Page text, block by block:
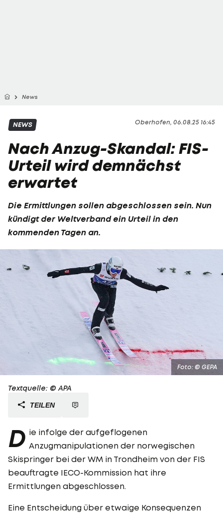
News
Oberhofen, 06.08.25 16:45
NEWS
Nach Anzug-Skandal: FIS-
Urteil wird demnächst
erwartet
Die Ermittlungen sollen abgeschlossen sein. Nun
kündigt der Weltverband ein Urteil in den
kommenden Tagen an.
Foto: © GEPA
Textquelle: © APA
TEILEN
D ie infolge der aufgeflogenen
Anzugmanipulationen der norwegischen
Skispringer bei der WM in Trondheim von der FIS
beauftragte IECO-Kommission hat ihre
Ermittlungen abgeschlossen.
Eine Entscheidung über etwaige Konsequenzen